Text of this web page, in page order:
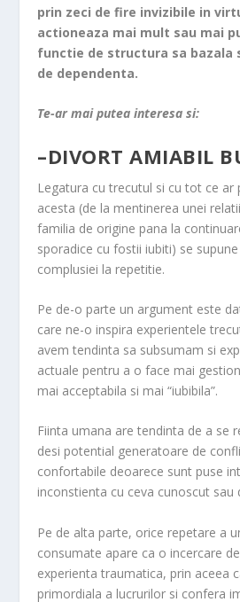
prin zeci de fire invizibile in
actioneaza mai mult sau mai
functie de structura sa bazala
de dependenta.
Te-ar mai putea interesa si:
–DIVORT AMIABIL
Legatura cu trecutul si cu tot ce ar
acesta (de la mentinerea unei
familia de origine pana la
sporadice cu fostii iubiti) se
complusiei la repetitie.
Pe de-o parte un argument este
care ne-o inspira experientele
avem tendinta sa subsumam si
actuale pentru a o face mai
mai acceptabila si mai “iubibila”.
Fiinta umana are tendinta de a se
desi potential generatoare de
confortabile deoarece sunt puse
inconstienta cu ceva cunoscut sau
Pe de alta parte, orice repetare a
consumate apare ca o incercare
experienta traumatica, prin aceea
primordiala a lucrurilor si confera